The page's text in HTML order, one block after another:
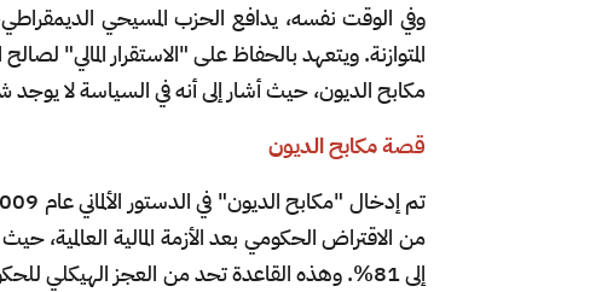
وفي الوقت نفسه، يدافع الحزب المسيحي الديمقراطي،
المتوازنة. ويتعهد بالحفاظ على "الاستقرار المالي"
مكابح الديون، حيث أشار إلى أنه في السياسة لا
قصة مكابح الديون